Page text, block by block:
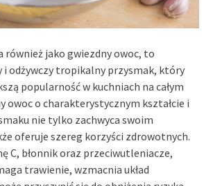
również jako gwiezdny owoc, to
i odżywczy tropikalny przysmak, który
popularność w kuchniach na całym
owoc o charakterystycznym kształcie i
nie tylko zachwyca swoim
oferuje szereg korzyści zdrowotnych.
C, błonnik oraz przeciwutleniacze,
trawienie, wzmacnia układ